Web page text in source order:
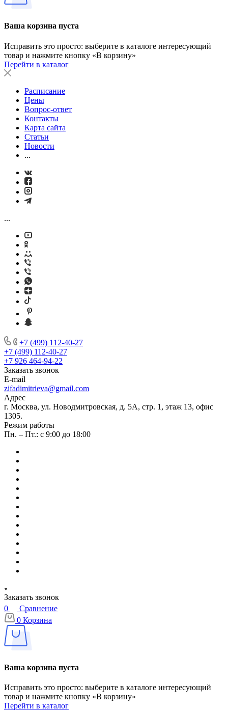
Ваша корзина пуста
Исправить это просто: выберите в каталоге интересующий
товар и нажмите кнопку «В корзину»
Перейти в каталог
Расписание
Цены
Вопрос-ответ
Контакты
Карта сайта
Статьи
Новости
...
...
+7 (499) 112-40-27
+7 (499) 112-40-27
+7 926 464-94-22
Заказать звонок
E-mail
zifadimitrieva@gmail.com
Адрес
г. Москва, ул. Новодмитровская, д. 5А, стр. 1, этаж 13, офис
1305.
Режим работы
Пн. – Пт.: с 9:00 до 18:00
Заказать звонок
0
Сравнение
0 Корзина
Ваша корзина пуста
Исправить это просто: выберите в каталоге интересующий
товар и нажмите кнопку «В корзину»
Перейти в каталог